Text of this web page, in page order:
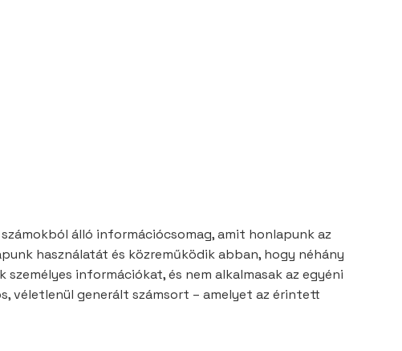
álló információcsomag, amit honlapunk az
használatát és közreműködik abban, hogy néhány
információkat, és nem alkalmasak az egyéni
véletlenül generált számsort – amelyet az érintett